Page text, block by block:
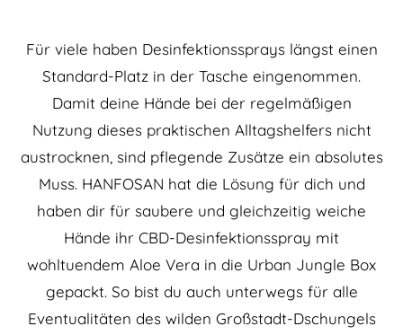
Für viele haben Desinfektionssprays längst einen
Standard-Platz in der Tasche eingenommen.
Damit deine Hände bei der regelmäßigen
Nutzung dieses praktischen Alltagshelfers nicht
austrocknen, sind pflegende Zusätze ein absolutes
Muss. HANFOSAN hat die Lösung für dich und
haben dir für saubere und gleichzeitig weiche
Hände ihr CBD-Desinfektionsspray mit
wohltuendem Aloe Vera in die Urban Jungle Box
gepackt. So bist du auch unterwegs für alle
Eventualitäten des wilden Großstadt-Dschungels